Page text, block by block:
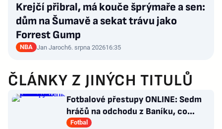
Krejčí přibral, má kouče šprýmaře a sen:
dům na Šumavě a sekat trávu jako
Forrest Gump
NBA Jan Jaroch6. srpna 202616:35
ČLÁNKY Z JINÝCH TITULŮ
Fotbalové přestupy ONLINE: Sedm
hráčů na odchodu z Baníku, co
situace kolem Nombila?
Fotbal